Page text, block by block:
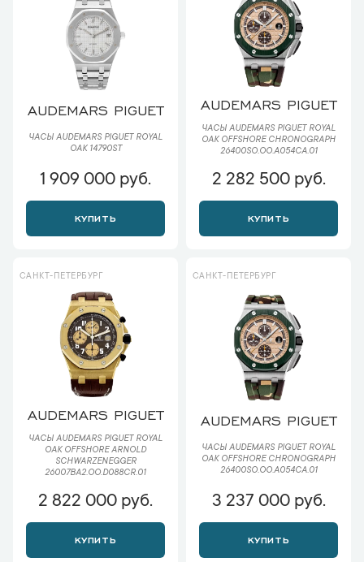
AUDEMARS PIGUET
ЧАСЫ AUDEMARS PIGUET ROYAL
OAK 14790ST
1 909 000 руб.
КУПИТЬ
AUDEMARS PIGUET
ЧАСЫ AUDEMARS PIGUET ROYAL
OAK OFFSHORE CHRONOGRAPH
26400SO.OO.A054CA.01
2 282 500 руб.
КУПИТЬ
САНКТ-ПЕТЕРБУРГ
AUDEMARS PIGUET
ЧАСЫ AUDEMARS PIGUET ROYAL
OAK OFFSHORE ARNOLD
SCHWARZENEGGER
26007BA2.OO.D088CR.01
2 822 000 руб.
КУПИТЬ
САНКТ-ПЕТЕРБУРГ
AUDEMARS PIGUET
ЧАСЫ AUDEMARS PIGUET ROYAL
OAK OFFSHORE CHRONOGRAPH
26400SO.OO.A054CA.01
3 237 000 руб.
КУПИТЬ